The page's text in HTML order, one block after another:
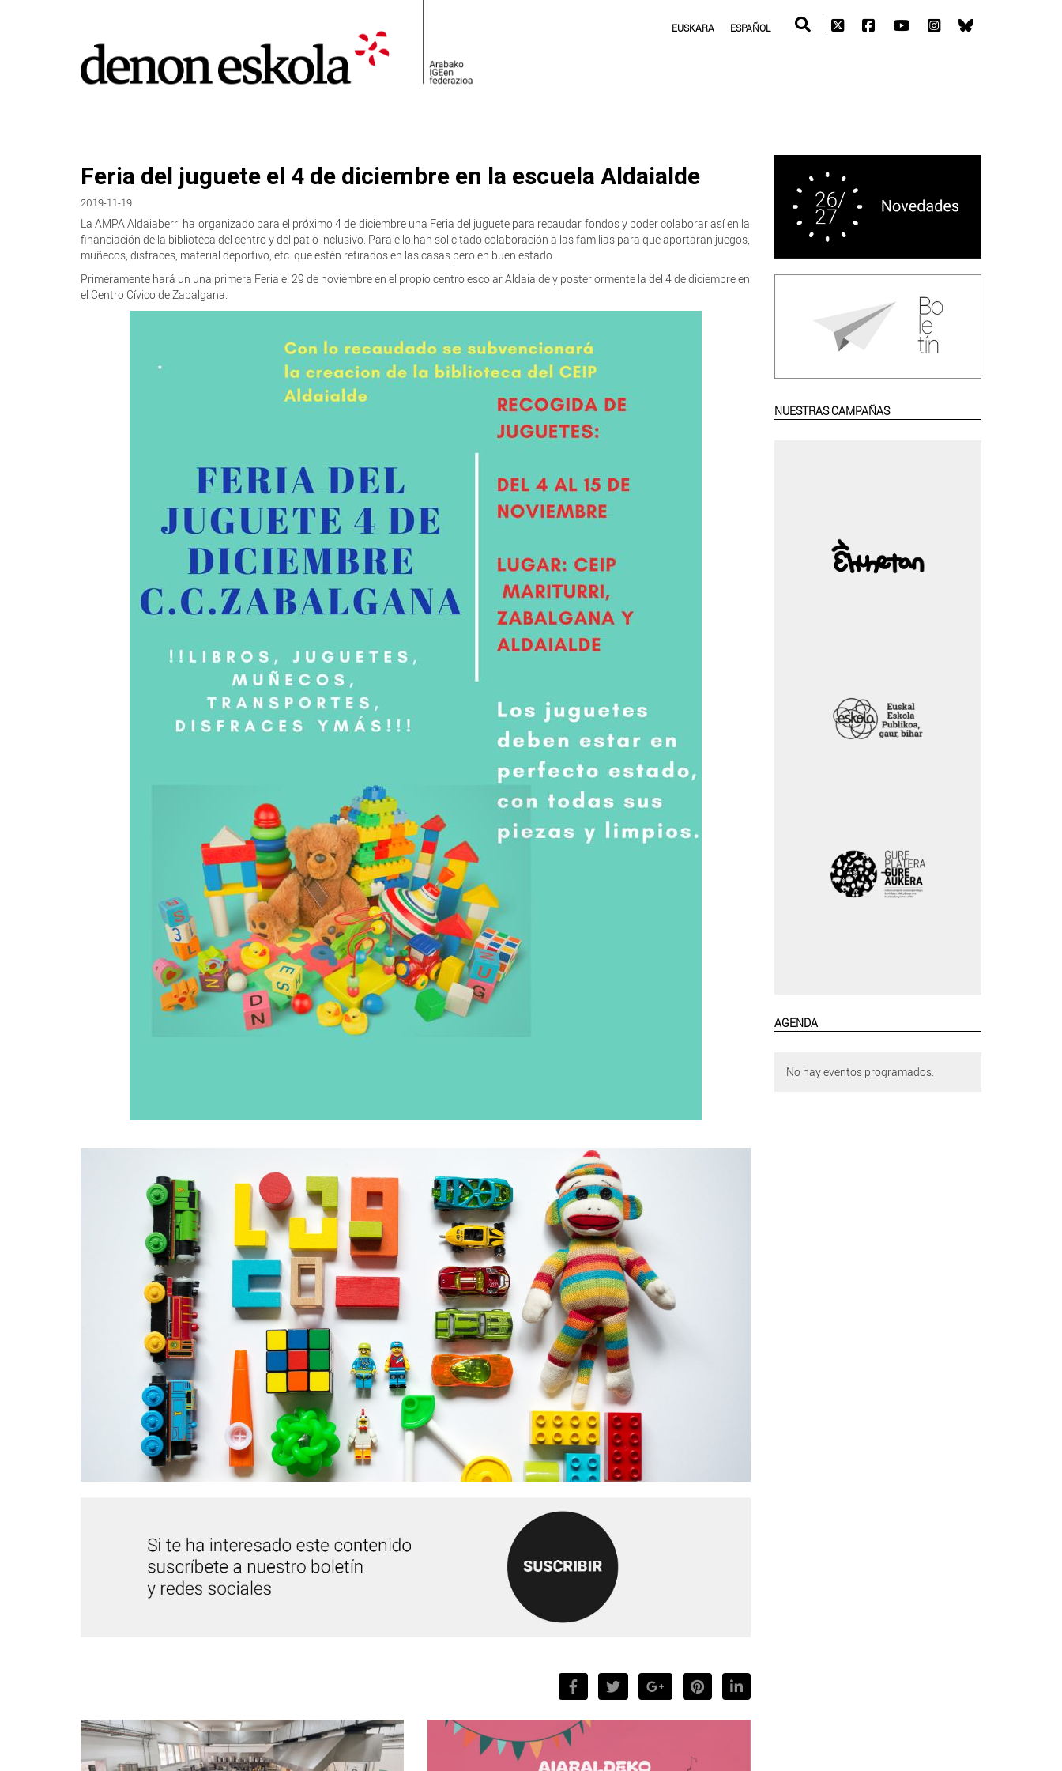
EUSKARA ESPAÑOL
Feria del juguete el 4 de diciembre en la escuela Aldaialde
2019-11-19
La AMPA Aldaiaberri ha organizado para el próximo 4 de diciembre una Feria del juguete para recaudar fondos y poder colaborar así en la
financiación de la biblioteca del centro y del patio inclusivo. Para ello han solicitado colaboración a las familias para que aportaran juegos,
muñecos, disfraces, material deportivo, etc. que estén retirados en las casas pero en buen estado.
Primeramente hará un una primera Feria el 29 de noviembre en el propio centro escolar Aldaialde y posteriormente la del 4 de diciembre en
el Centro Cívico de Zabalgana.
NUESTRAS CAMPAÑAS
AGENDA
No hay eventos programados.